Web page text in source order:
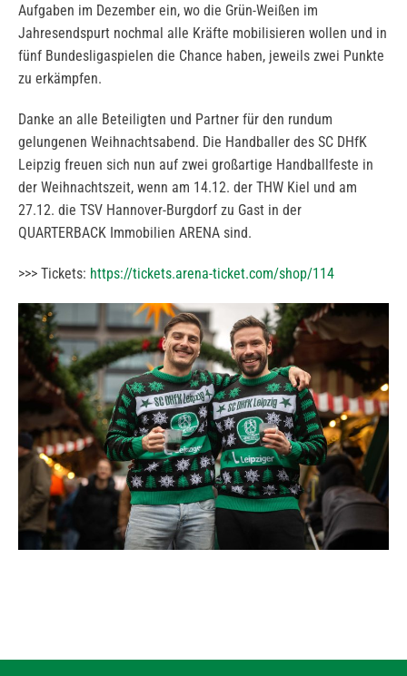
Aufgaben im Dezember ein, wo die Grün-Weißen im
Jahresendspurt nochmal alle Kräfte mobilisieren wollen und in
fünf Bundesligaspielen die Chance haben, jeweils zwei Punkte
zu erkämpfen.
Danke an alle Beteiligten und Partner für den rundum
gelungenen Weihnachtsabend. Die Handballer des SC DHfK
Leipzig freuen sich nun auf zwei großartige Handballfeste in
der Weihnachtszeit, wenn am 14.12. der THW Kiel und am
27.12. die TSV Hannover-Burgdorf zu Gast in der
QUARTERBACK Immobilien ARENA sind.
>>> Tickets: https://tickets.arena-ticket.com/shop/114